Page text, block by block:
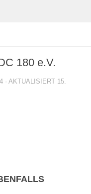
180 e.V.
· AKTUALISIERT 15.